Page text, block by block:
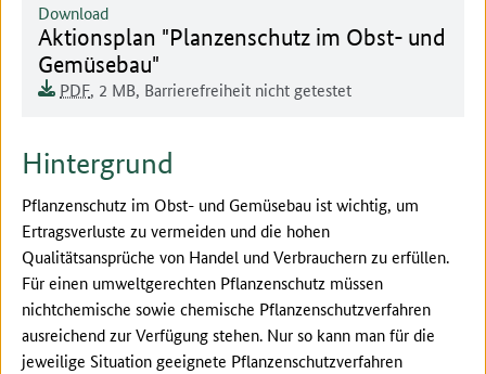
Dokument zum runterladen:
Aktionsplan "Planzenschutz im Obst- und
Gemüsebau"
Download
Dokumentenformat:
PDFDokumentengröße:
, 2 MB
Barrierefreiheit:
Dieses Dokument ist auf
, Barrierefreiheit nicht getestet
Hintergrund
Pflanzenschutz im Obst- und Gemüsebau ist wichtig, um
Ertragsverluste zu vermeiden und die hohen
Qualitätsansprüche von Handel und Verbrauchern zu erfüllen.
Für einen umweltgerechten Pflanzenschutz müssen
nichtchemische sowie chemische Pflanzenschutzverfahren
ausreichend zur Verfügung stehen. Nur so kann man für die
jeweilige Situation geeignete Pflanzenschutzverfahren